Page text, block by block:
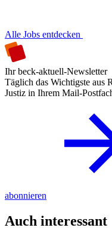
Alle Jobs entdecken
Ihr beck-aktuell-Newsletter
Täglich das Wichtigste aus
Justiz in Ihrem Mail-
abonnieren
Auch interessant